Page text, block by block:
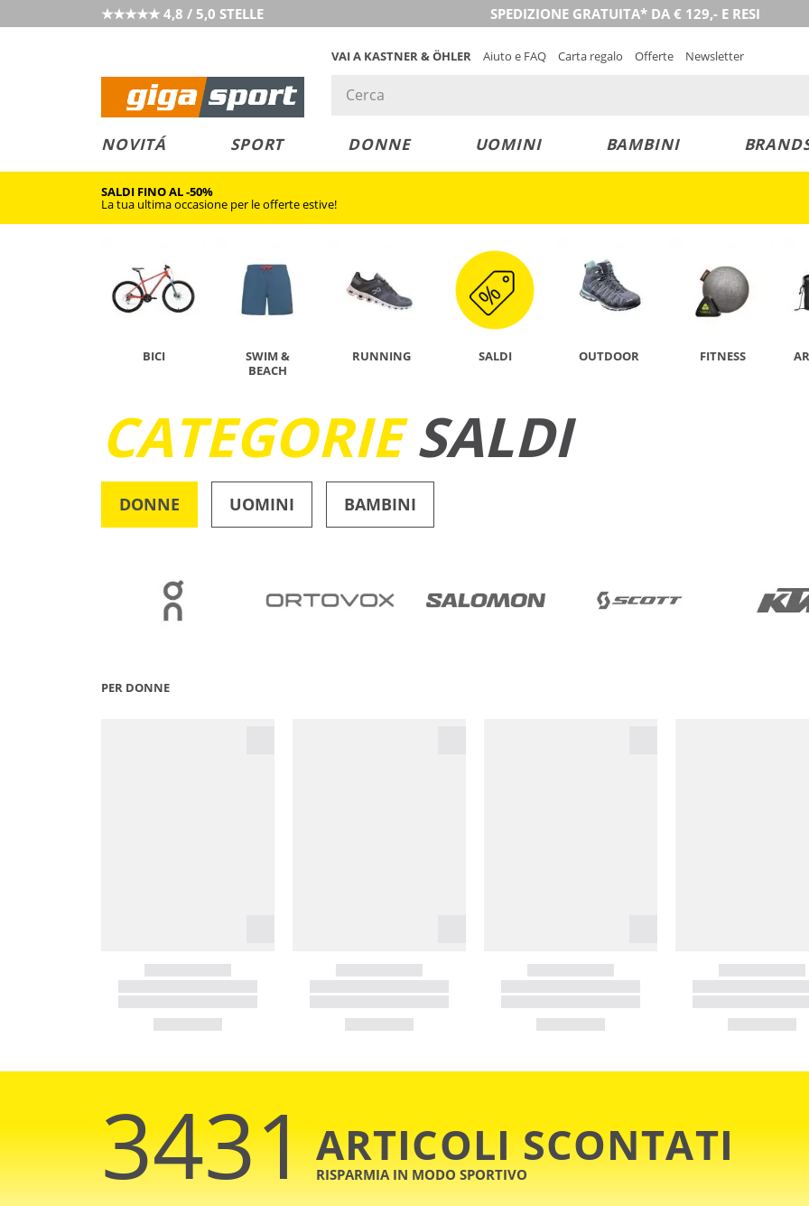
★★★★★ 4,8 / 5,0 STELLE SPEDIZIONE GRATUITA* DA € 129,- E RESI
VAI A KASTNER & ÖHLER Aiuto e FAQ Carta regalo Offerte Newsletter
NOVITÁ SPORT DONNE UOMINI BAMBINI
SALDI FINO AL -50%
La tua ultima occasione per le offerte estive!
BICI
SWIM &
BEACH
RUNNING SALDI OUTDOOR FITNESS
CATEGORIESALDI
DONNE UOMINI BAMBINI
PER DONNE
3431ARTICOLI SCONTATI
RISPARMIA IN MODO SPORTIVO